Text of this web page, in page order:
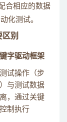
合相应的数据
化测试。
别
字驱动框架
试操作（步
与测试数据
，通过关键
制执行